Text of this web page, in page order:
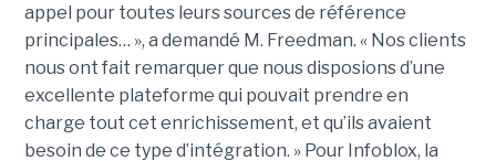
appel pour toutes leurs sources de référence
principales… », a demandé M. Freedman. « Nos clients
nous ont fait remarquer que nous disposions d’une
excellente plateforme qui pouvait prendre en
charge tout cet enrichissement, et qu’ils avaient
besoin de ce type d’intégration. » Pour Infoblox, la